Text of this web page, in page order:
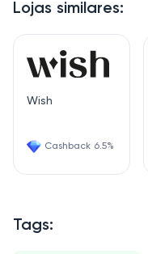
formas de pagamento.
Lojas similares:
Wish
Cashback 6.5%
Tags: